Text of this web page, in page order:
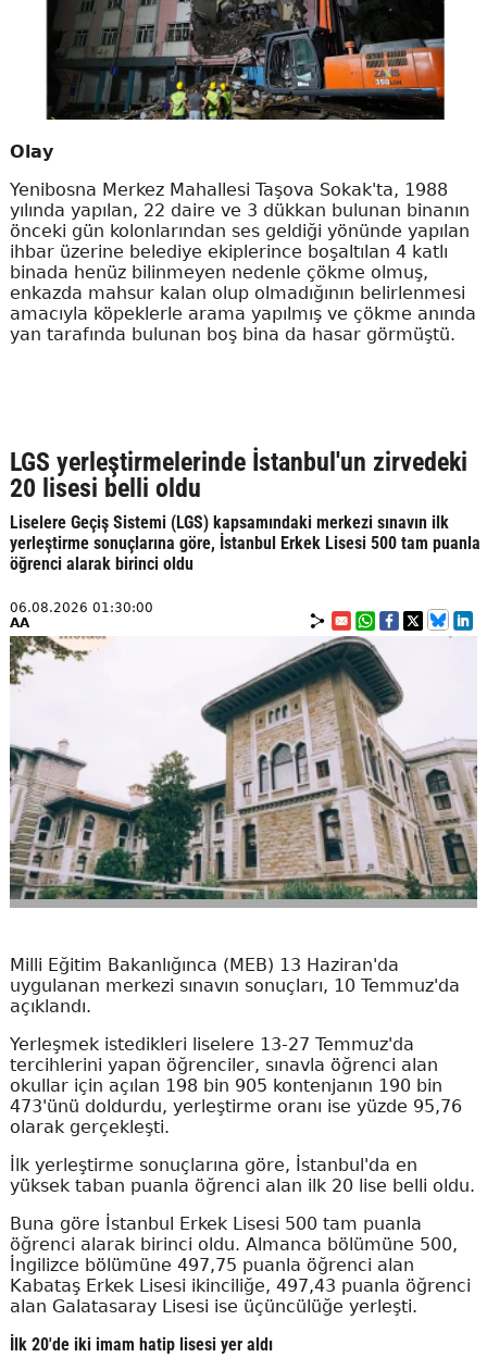
Olay
Yenibosna Merkez Mahallesi Taşova Sokak'ta, 1988
yılında yapılan, 22 daire ve 3 dükkan bulunan binanın
önceki gün kolonlarından ses geldiği yönünde yapılan
ihbar üzerine belediye ekiplerince boşaltılan 4 katlı
binada henüz bilinmeyen nedenle çökme olmuş,
enkazda mahsur kalan olup olmadığının belirlenmesi
amacıyla köpeklerle arama yapılmış ve çökme anında
yan tarafında bulunan boş bina da hasar görmüştü.
LGS yerleştirmelerinde İstanbul'un zirvedeki
20 lisesi belli oldu
Liselere Geçiş Sistemi (LGS) kapsamındaki merkezi sınavın ilk
yerleştirme sonuçlarına göre, İstanbul Erkek Lisesi 500 tam puanla
öğrenci alarak birinci oldu
06.08.2026 01:30:00
AA
Milli Eğitim Bakanlığınca (MEB) 13 Haziran'da
uygulanan merkezi sınavın sonuçları, 10 Temmuz'da
açıklandı.
Yerleşmek istedikleri liselere 13-27 Temmuz'da
tercihlerini yapan öğrenciler, sınavla öğrenci alan
okullar için açılan 198 bin 905 kontenjanın 190 bin
473'ünü doldurdu, yerleştirme oranı ise yüzde 95,76
olarak gerçekleşti.
İlk yerleştirme sonuçlarına göre, İstanbul'da en
yüksek taban puanla öğrenci alan ilk 20 lise belli oldu.
Buna göre İstanbul Erkek Lisesi 500 tam puanla
öğrenci alarak birinci oldu. Almanca bölümüne 500,
İngilizce bölümüne 497,75 puanla öğrenci alan
Kabataş Erkek Lisesi ikinciliğe, 497,43 puanla öğrenci
alan Galatasaray Lisesi ise üçüncülüğe yerleşti.
İlk 20'de iki imam hatip lisesi yer aldı